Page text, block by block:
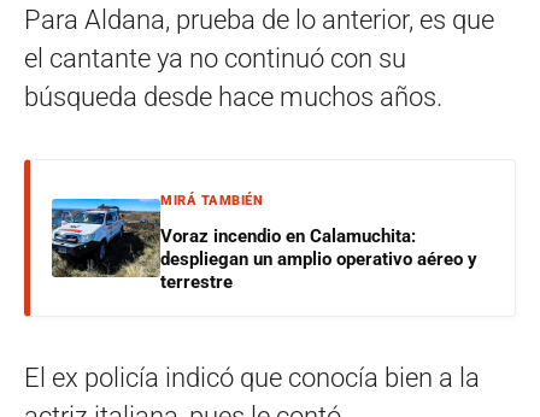
Para Aldana, prueba de lo anterior, es que
el cantante ya no continuó con su
búsqueda desde hace muchos años.
MIRÁ TAMBIÉN
Voraz incendio en Calamuchita:
despliegan un amplio operativo aéreo y
terrestre
El ex policía indicó que conocía bien a la